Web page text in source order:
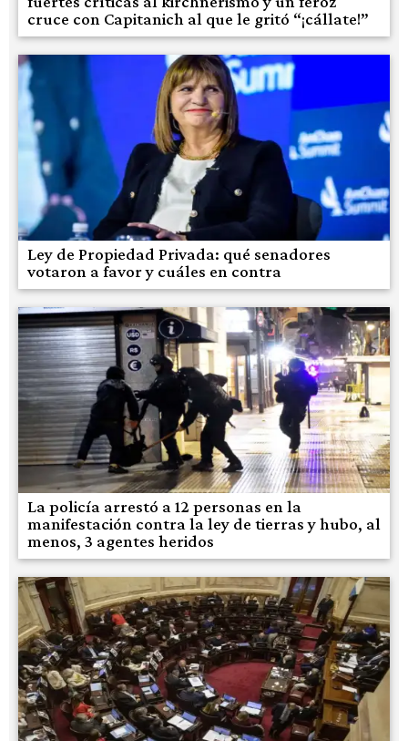
cruce con Capitanich al que le gritó “¡cállate!”
Ley de Propiedad Privada: qué senadores
votaron a favor y cuáles en contra
La policía arrestó a 12 personas en la
manifestación contra la ley de tierras y hubo, al
menos, 3 agentes heridos